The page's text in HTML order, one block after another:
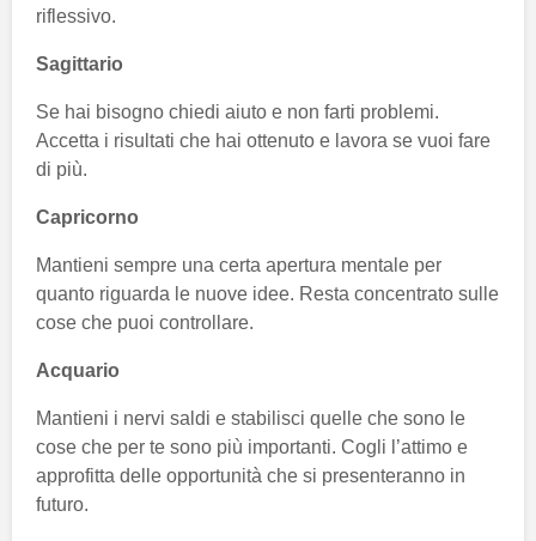
riflessivo.
Sagittario
Se hai bisogno chiedi aiuto e non farti problemi.
Accetta i risultati che hai ottenuto e lavora se vuoi fare
di più.
Capricorno
Mantieni sempre una certa apertura mentale per
quanto riguarda le nuove idee. Resta concentrato sulle
cose che puoi controllare.
Acquario
Mantieni i nervi saldi e stabilisci quelle che sono le
cose che per te sono più importanti. Cogli l’attimo e
approfitta delle opportunità che si presenteranno in
futuro.